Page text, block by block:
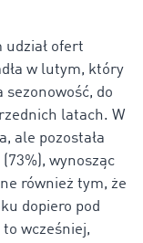
udział ofert
w lutym, który
sezonowość, do
latach. W
ale pozostała
wynosząc
również tym, że
dopiero pod
to wcześniej,